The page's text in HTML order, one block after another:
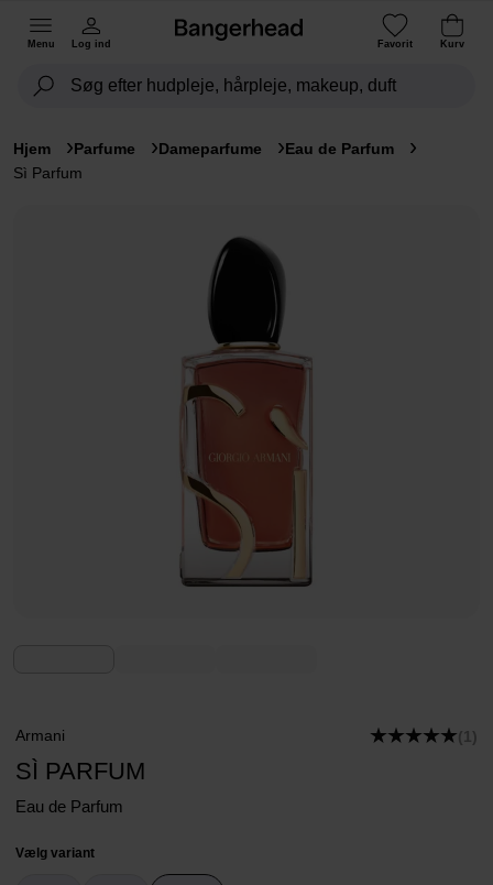
Menu Log ind Favorit Kurv
Hjem Parfume Dameparfume
Eau de Parfum
Sì Parfum
Armani (1)
SÌ PARFUM
Eau de Parfum
Vælg variant